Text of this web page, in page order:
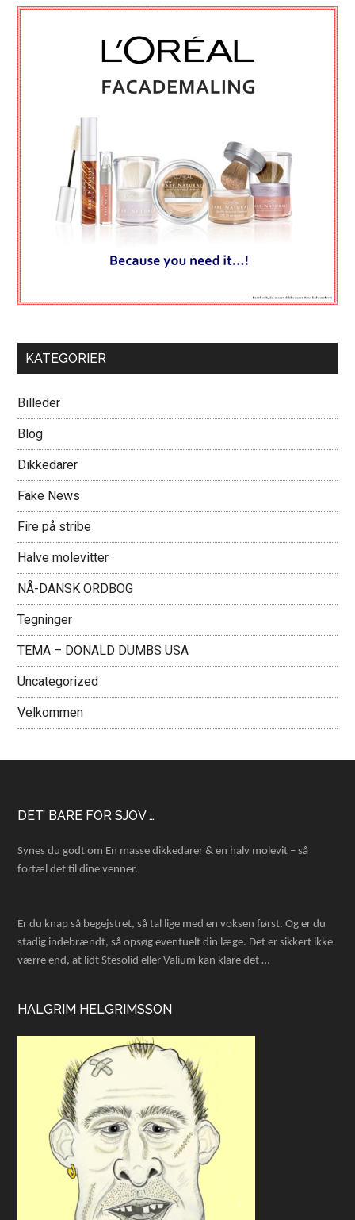
KATEGORIER
Billeder
Blog
Dikkedarer
Fake News
Fire på stribe
Halve molevitter
NÅ-DANSK ORDBOG
Tegninger
TEMA – DONALD DUMBS USA
Uncategorized
Velkommen
Footer
DET’ BARE FOR SJOV …
Synes du godt om En masse dikkedarer & en halv molevit – så
fortæl det til dine venner.
Er du knap så begejstret, så tal lige med en voksen først. Og er du
stadig indebrændt, så opsøg eventuelt din læge. Det er sikkert ikke
værre end, at lidt Stesolid eller Valium kan klare det …
HALGRIM HELGRIMSSON